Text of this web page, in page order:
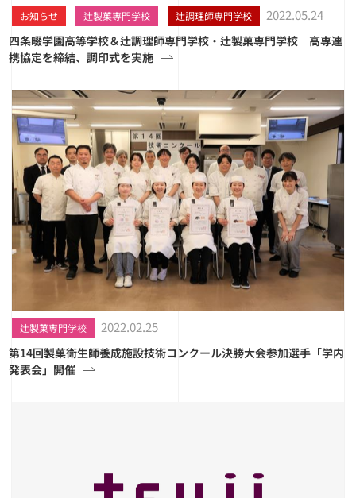
お知らせ 辻製菓専門学校 辻調理師専門学校 2022.05.24
四条畷学園高等学校＆辻調理師専門学校・辻製菓専門学校 高専連
携協定を締結、調印式を実施
辻製菓専門学校 2022.02.25
第14回製菓衛生師養成施設技術コンクール決勝大会参加選手「学内
発表会」開催